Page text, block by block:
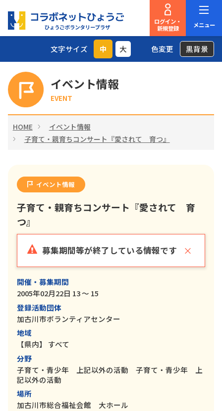
ログイン・
新規登録
メニュー
文字サイズ 中 大 色変更 黒背景
イベント情報
EVENT
HOME
イベント情報
子育て・親育ちコンサート『愛されて 育つ』
イベント情報
子育て・親育ちコンサート『愛されて 育
つ』
×
募集期間等が終了している情報です
開催・募集期間
2005年02月22日 13 ～ 15
登録活動団体
加古川市ボランティアセンター
地域
【県内】
すべて
分野
子育て・青少年 上記以外の活動 子育て・青少年 上
記以外の活動
場所
加古川市総合福祉会館 大ホール